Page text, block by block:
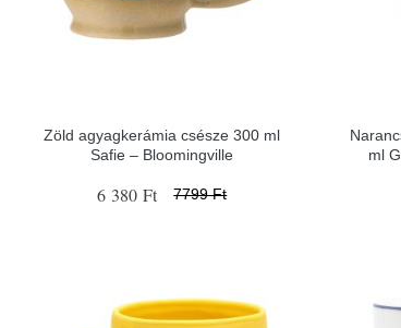
Zöld agyagkerámia csésze 300 ml
Safie – Bloomingville
6 380 Ft 7799 Ft
ml